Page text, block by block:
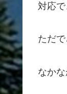
対応
ただ
なか